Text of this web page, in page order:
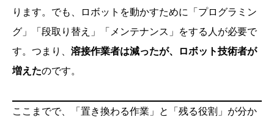
ります。でも、ロボットを動かすために「プログラミン
グ」「段取り替え」「メンテナンス」をする人が必要で
す。つまり、 溶接作業者は減ったが、ロボット技術者が
増えたのです。
ここまでで、「置き換わる作業」と「残る役割」が分か